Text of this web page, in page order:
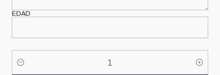
EDAD
Cantidad